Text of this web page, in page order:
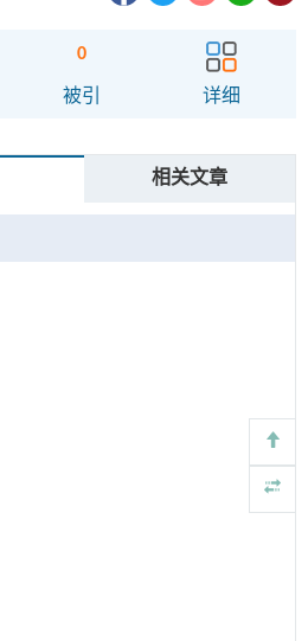
0
被引 详细
相关文章